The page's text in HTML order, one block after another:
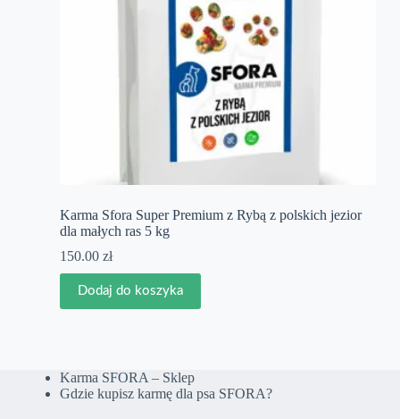
Karma Sfora Super Premium z Rybą z polskich jezior
dla małych ras 5 kg
150.00 zł
Dodaj do koszyka
Karma SFORA – Sklep
Gdzie kupisz karmę dla psa SFORA?